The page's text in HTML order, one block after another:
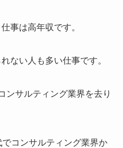
事は高年収です。
ない人も多い仕事です。
ンサルティング業界を去り
コンサルティング業界か